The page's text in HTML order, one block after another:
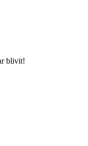
blivit!